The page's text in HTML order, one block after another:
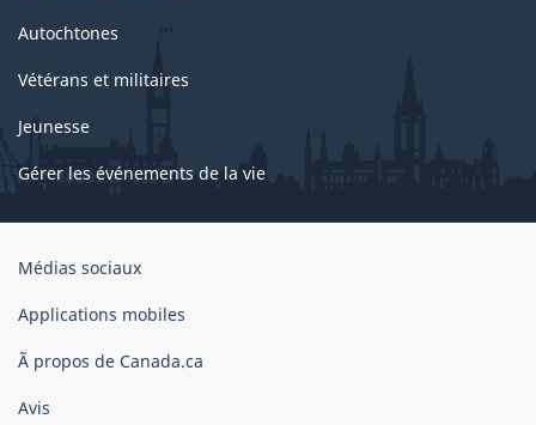
Autochtones
Vétérans et militaires
Jeunesse
Gérer les événements de la vie
Organisation
gouvernement
Canada
Médias sociaux
Applications mobiles
Ã propos de Canada.ca
Avis